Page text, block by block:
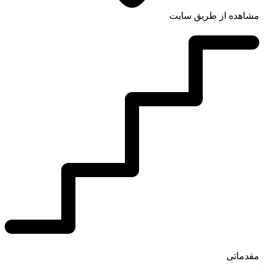
مشاهده از طریق سایت
مقدماتی